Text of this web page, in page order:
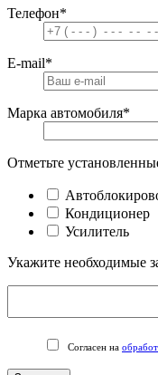
Телефон*
E-mail*
Марка автомобиля*
Отметьте
Кондиционер
Усилитель
Укажите необходимые
Согласен на